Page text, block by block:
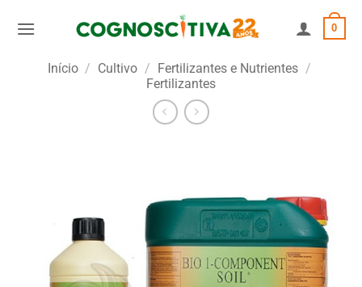
0
Início / Cultivo / Fertilizantes e Nutrientes /
Fertilizantes